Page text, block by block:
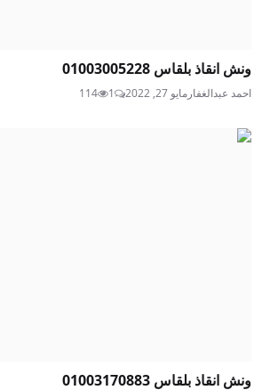
ونش انقاذ بلقاس 01003005228
احمد عبدالغفارمايو 27, 2022 1
114
ونش انقاذ بلقاس 01003170883